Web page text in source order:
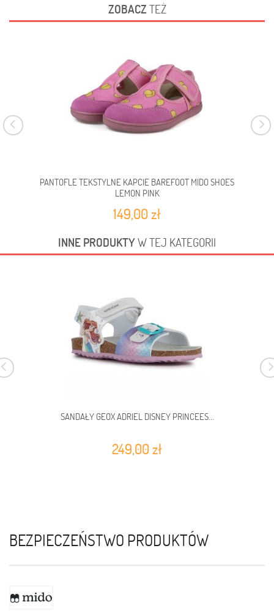
ZOBACZTEŻ
PANTOFLE TEKSTYLNE KAPCIE BAREFOOT MIDO SHOES
LEMON PINK
149,00 zł
INNE PRODUKTYW TEJ KATEGORII
SANDAŁY GEOX ADRIEL DISNEY PRINCEES...
249,00 zł
BEZPIECZEŃSTWO PRODUKTÓW